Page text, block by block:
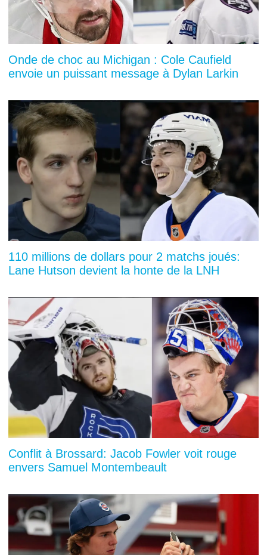
Onde de choc au Michigan : Cole Caufield
envoie un puissant message à Dylan Larkin
110 millions de dollars pour 2 matchs joués:
Lane Hutson devient la honte de la LNH
Conflit à Brossard: Jacob Fowler voit rouge
envers Samuel Montembeault